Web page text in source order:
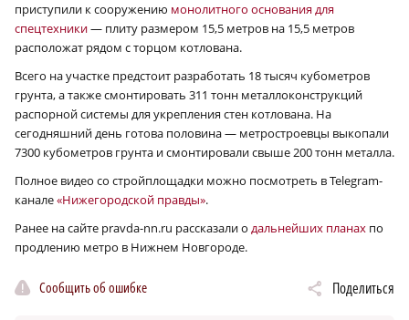
приступили к сооружению монолитного основания для
спецтехники— плиту размером 15,5 метров на 15,5 метров
расположат рядом с торцом котлована.
Всего на участке предстоит разработать 18 тысяч кубометров
грунта, а также смонтировать 311 тонн металлоконструкций
распорной системы для укрепления стен котлована. На
сегодняшний день готова половина — метростроевцы выкопали
7300 кубометров грунта и смонтировали свыше 200 тонн металла.
Полное видео со стройплощадки можно посмотреть в Telegram-
канале«Нижегородской правды».
Ранее на сайте pravda-nn.ru рассказали о дальнейших планах по
продлению метро в Нижнем Новгороде.
Сообщить об ошибке Поделиться